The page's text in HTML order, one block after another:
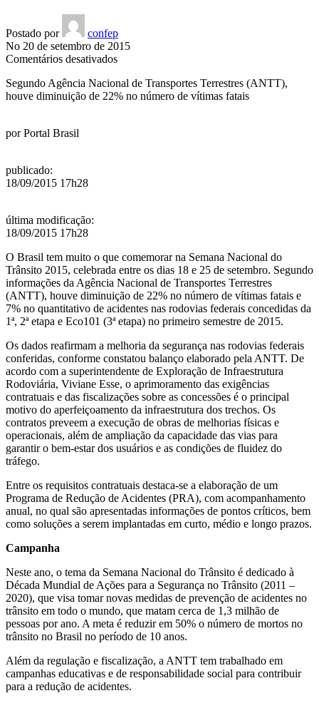
Postado por
confep
No 20 de setembro de 2015
Comentários desativadosem
concedidas
têm
Segundo Agência Nacional de Transportes Terrestres (ANTT),
houve diminuição de 22% no número de vítimas fatais
porPortal Brasil
publicado:
18/09/2015 17h28
última modificação:
18/09/2015 17h28
O Brasil tem muito o que comemorar na Semana Nacional do
Trânsito 2015, celebrada entre os dias 18 e 25 de setembro. Segundo
informações da Agência Nacional de Transportes Terrestres
(ANTT), houve diminuição de 22% no número de vítimas fatais e
7% no quantitativo de acidentes nas rodovias federais concedidas da
1ª, 2ª etapa e Eco101 (3ª etapa) no primeiro semestre de 2015.
Os dados reafirmam a melhoria da segurança nas rodovias federais
conferidas, conforme constatou balanço elaborado pela ANTT. De
acordo com a superintendente de Exploração de Infraestrutura
Rodoviária, Viviane Esse, o aprimoramento das exigências
contratuais e das fiscalizações sobre as concessões é o principal
motivo do aperfeiçoamento da infraestrutura dos trechos. Os
contratos preveem a execução de obras de melhorias físicas e
operacionais, além de ampliação da capacidade das vias para
garantir o bem-estar dos usuários e as condições de fluidez do
tráfego.
Entre os requisitos contratuais destaca-se a elaboração de um
Programa de Redução de Acidentes (PRA), com acompanhamento
anual, no qual são apresentadas informações de pontos críticos, bem
como soluções a serem implantadas em curto, médio e longo prazos.
Campanha
Neste ano, o tema da Semana Nacional do Trânsito é dedicado à
Década Mundial de Ações para a Segurança no Trânsito (2011 –
2020), que visa tomar novas medidas de prevenção de acidentes no
trânsito em todo o mundo, que matam cerca de 1,3 milhão de
pessoas por ano. A meta é reduzir em 50% o número de mortos no
trânsito no Brasil no período de 10 anos.
Além da regulação e fiscalização, a ANTT tem trabalhado em
campanhas educativas e de responsabilidade social para contribuir
para a redução de acidentes.